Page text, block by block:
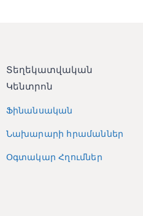
Տեղեկատվական
Կենտրոն
Ֆինանսական
Նախարարի հրամաններ
Օգտակար Հղումներ